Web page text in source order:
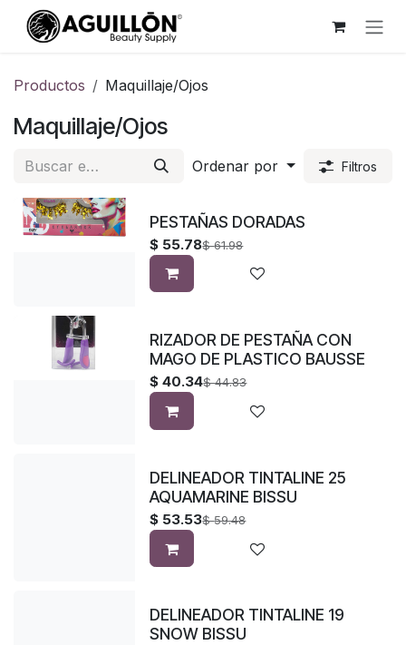
Ir al contenido
Productos Maquillaje/Ojos
Maquillaje/Ojos
Ordenar por Filtros
PESTAÑAS DORADAS
$ 55.78$61.98
RIZADOR DE PESTAÑA CON
MAGO DE PLASTICO BAUSSE
$40.34$44.83
DELINEADOR TINTALINE 25
AQUAMARINE BISSU
$ 53.53$59.48
DELINEADOR TINTALINE 19
SNOW BISSU